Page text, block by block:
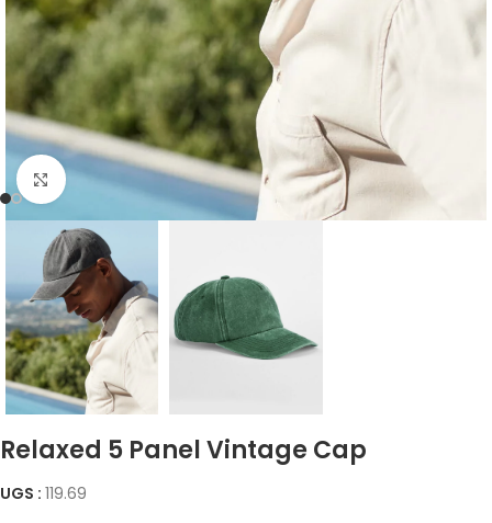
Click to enlarge
Relaxed 5 Panel Vintage Cap
UGS : 119.69